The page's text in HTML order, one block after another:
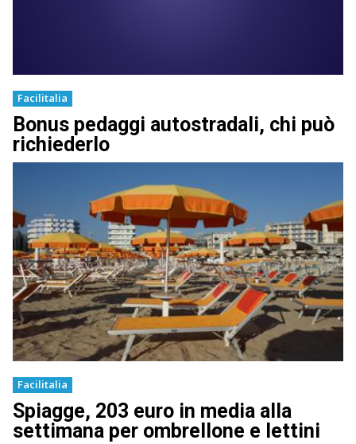
Facilitalia
Bonus pedaggi autostradali, chi può
richiederlo
Facilitalia
Spiagge, 203 euro in media alla
settimana per ombrellone e lettini